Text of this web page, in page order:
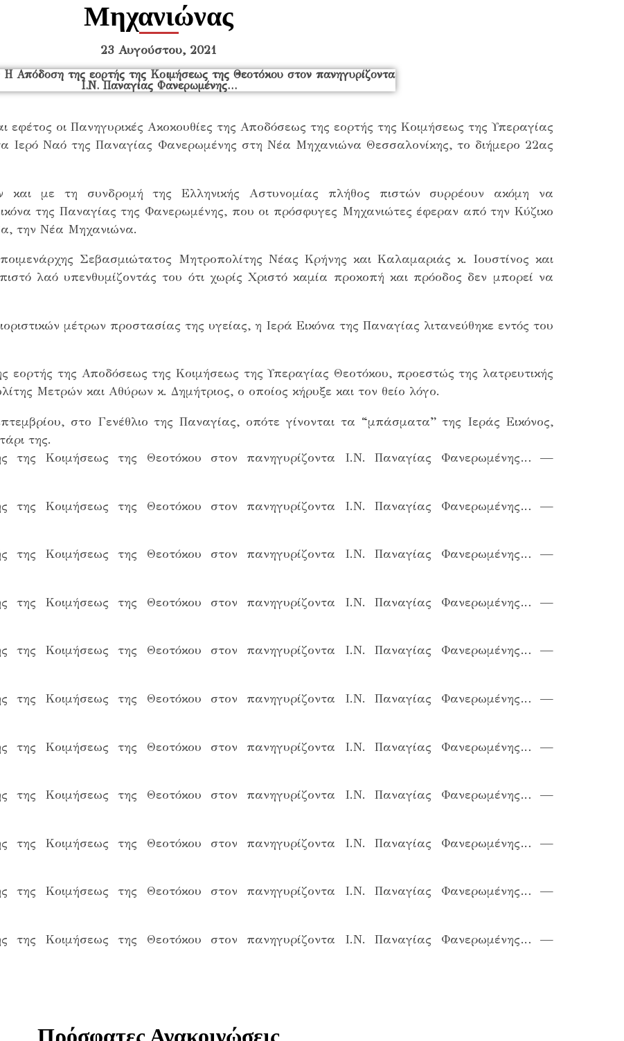
Μηχανιώνας
23 Αυγούστου, 2021
εφέτος οι Πανηγυρικές Ακοκουθίες της Αποδόσεως της εορτής της Κοιμήσεως της Υπεραγίας
Ιερό Ναό της Παναγίας Φανερωμένης στη Νέα Μηχανιώνα Θεσσαλονίκης, το διήμερο 22ας
και με τη συνδρομή της Ελληνικής Αστυνομίας πλήθος πιστών συρρέουν ακόμη να
της Παναγίας της Φανερωμένης, που οι πρόσφυγες Μηχανιώτες έφεραν από την Κύζικο
την Νέα Μηχανιώνα.
Σεβασμιώτατος Μητροπολίτης Νέας Κρήνης και Καλαμαριάς κ. Ιουστίνος και
λαό υπενθυμίζοντάς του ότι χωρίς Χριστό καμία προκοπή και πρόοδος δεν μπορεί να
μέτρων προστασίας της υγείας, η Ιερά Εικόνα της Παναγίας λιτανεύθηκε εντός του
εορτής της Αποδόσεως της Κοιμήσεως της Υπεραγίας Θεοτόκου, προεστώς της λατρευτικής
Μετρών και Αθύρων κ. Δημήτριος, ο οποίος κήρυξε και τον θείο λόγο.
στο Γενέθλιο της Παναγίας, οπότε γίνονται τα “μπάσματα” της Ιεράς Εικόνος,
της.